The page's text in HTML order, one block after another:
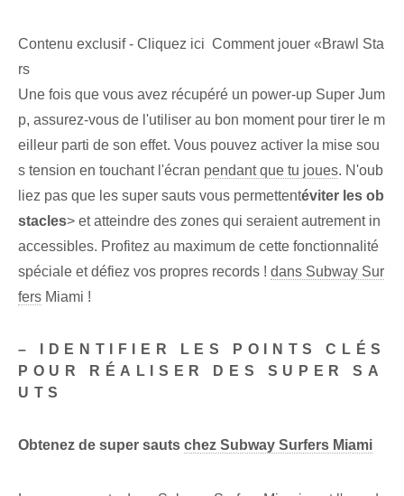
Contenu exclusif - Cliquez ici Comment jouer «Brawl Sta
rs
Une fois que vous avez récupéré un power-up Super Jum
p, assurez-vous de l'utiliser au bon moment pour tirer le m
eilleur parti de son effet. Vous pouvez activer la mise sou
s tension⁤ en touchant l'écran pendant que tu joues. ⁣N'oub
liez pas‍ que les super sauts vous permettentéviter les ob
stacles> ‍et atteindre des zones qui seraient autrement in
accessibles. Profitez au maximum de cette fonctionnalité
spéciale et défiez vos propres records ! dans Subway Sur
fers Miami !
– IDENTIFIER LES POINTS CLÉS
POUR RÉALISER DES SUPER SA
UTS
Obtenez de super sauts chez Subway Surfers Miami